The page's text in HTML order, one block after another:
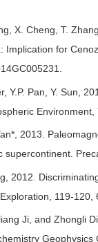
X. Cheng, T.
for
Y.P. Pan, Y. Sun,
Environment,
2013.
2012.
119-
Ji, and Zhongli